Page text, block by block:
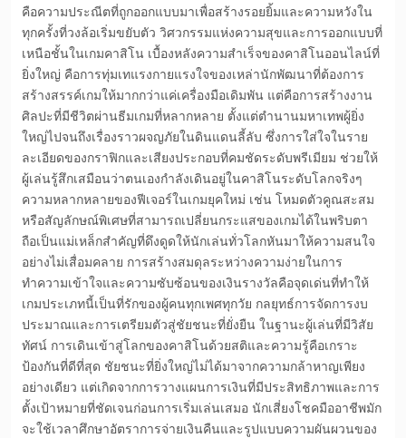
คือความประณีตที่ถูกออกแบบมาเพื่อสร้างรอยยิ้มและความหวังใน
ทุกครั้งที่วงล้อเริ่มขยับตัว วิศวกรรมแห่งความสุขและการออกแบบที่
เหนือชั้นในเกมคาสิโน เบื้องหลังความสำเร็จของคาสิโนออนไลน์ที่
ยิ่งใหญ่ คือการทุ่มเทแรงกายแรงใจของเหล่านักพัฒนาที่ต้องการ
สร้างสรรค์เกมให้มากกว่าแค่เครื่องมือเดิมพัน แต่คือการสร้างงาน
ศิลปะที่มีชีวิตผ่านธีมเกมที่หลากหลาย ตั้งแต่ตำนานมหาเทพผู้ยิ่ง
ใหญ่ไปจนถึงเรื่องราวผจญภัยในดินแดนลี้ลับ ซึ่งการใส่ใจในราย
ละเอียดของกราฟิกและเสียงประกอบที่คมชัดระดับพรีเมียม ช่วยให้
ผู้เล่นรู้สึกเสมือนว่าตนเองกำลังเดินอยู่ในคาสิโนระดับโลกจริงๆ
ความหลากหลายของฟีเจอร์ในเกมยุคใหม่ เช่น โหมดตัวคูณสะสม
หรือสัญลักษณ์พิเศษที่สามารถเปลี่ยนกระแสของเกมได้ในพริบตา
ถือเป็นแม่เหล็กสำคัญที่ดึงดูดให้นักเล่นทั่วโลกหันมาให้ความสนใจ
อย่างไม่เสื่อมคลาย การสร้างสมดุลระหว่างความง่ายในการ
ทำความเข้าใจและความซับซ้อนของเงินรางวัลคือจุดเด่นที่ทำให้
เกมประเภทนี้เป็นที่รักของผู้คนทุกเพศทุกวัย กลยุทธ์การจัดการงบ
ประมาณและการเตรียมตัวสู่ชัยชนะที่ยั่งยืน ในฐานะผู้เล่นที่มีวิสัย
ทัศน์ การเดินเข้าสู่โลกของคาสิโนด้วยสติและความรู้คือเกราะ
ป้องกันที่ดีที่สุด ชัยชนะที่ยิ่งใหญ่ไม่ได้มาจากความกล้าหาญเพียง
อย่างเดียว แต่เกิดจากการวางแผนการเงินที่มีประสิทธิภาพและการ
ตั้งเป้าหมายที่ชัดเจนก่อนการเริ่มเล่นเสมอ นักเสี่ยงโชคมืออาชีพมัก
จะใช้เวลาศึกษาอัตราการจ่ายเงินคืนและรูปแบบความผันผวนของ